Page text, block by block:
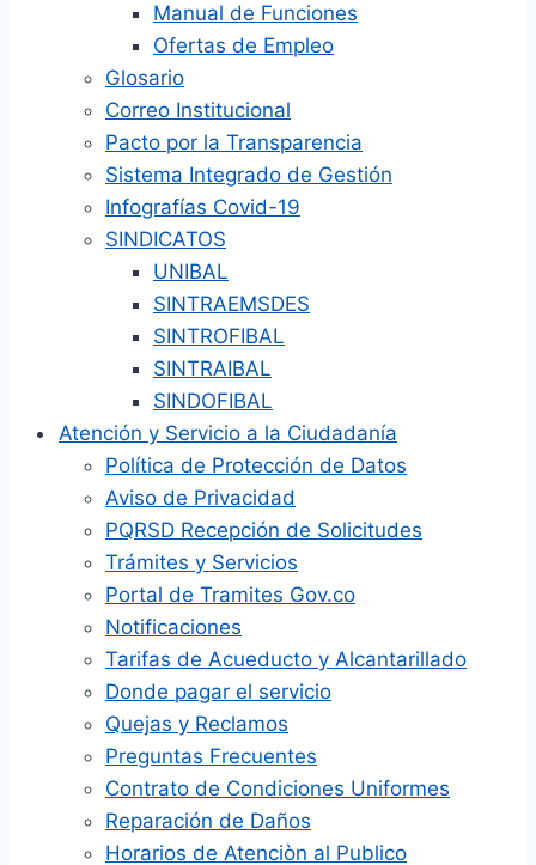
Manual de Funciones
Ofertas de Empleo
Glosario
Correo Institucional
Pacto por la Transparencia
Sistema Integrado de Gestión
Infografías Covid-19
SINDICATOS
UNIBAL
SINTRAEMSDES
SINTROFIBAL
SINTRAIBAL
SINDOFIBAL
Atención y Servicio a la Ciudadanía
Política de Protección de Datos
Aviso de Privacidad
PQRSD Recepción de Solicitudes
Trámites y Servicios
Portal de Tramites Gov.co
Notificaciones
Tarifas de Acueducto y Alcantarillado
Donde pagar el servicio
Quejas y Reclamos
Preguntas Frecuentes
Contrato de Condiciones Uniformes
Reparación de Daños
Horarios de Atenciòn al Publico